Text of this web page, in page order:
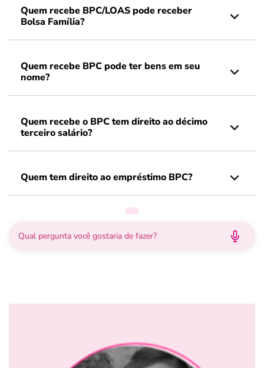
Quem recebe BPC/LOAS pode receber
Bolsa Família?
Quem recebe BPC pode ter bens em seu
nome?
Quem recebe o BPC tem direito ao décimo
terceiro salário?
Quem tem direito ao empréstimo BPC?